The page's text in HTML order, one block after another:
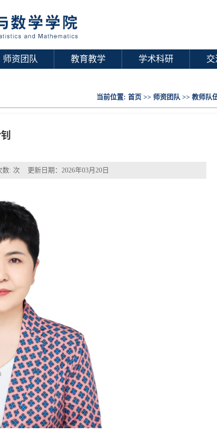
师资团队 教育教学 学术科研
当前位置: 首页 >> 师资团队 >> 教师队
数: 次 更新日期：2026年03月20日